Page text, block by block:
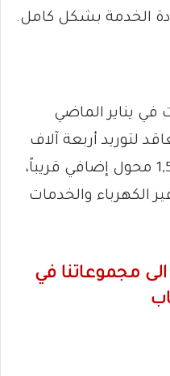
في يناير الماضي
تعاقد لتوريد أربعة آلاف
محول، مع توقع وصول 1,500 محول إضافي قريباً،
الكهرباء والخدمات
مجموعاتنا في